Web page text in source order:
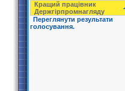
Кращий працівник
Держгірпрoмнагляду
Переглянути результати
голосування.